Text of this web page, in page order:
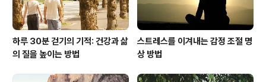
하루 30분 걷기의 기적: 건강과 삶
의 질을 높이는 방법
스트레스를 이겨내는 감정 조절 명
상 방법